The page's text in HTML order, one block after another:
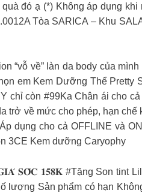
đó ạ (*) Không áp dụng khi
Tòa SARICA – Khu
“vỗ về” làn da body của mình
em Kem Dưỡng Thể Pretty
chỉ còn #99Ka Chân ái cho
trở về mức cho phép, hạn chế
dụng cho cả OFFLINE và
3CE Kem dưỡng Caryophy
𝐒𝐎̂́𝐂 𝟏𝟓𝟖𝐊 #Tặng Son tint
lượng Sản phẩm có hạn